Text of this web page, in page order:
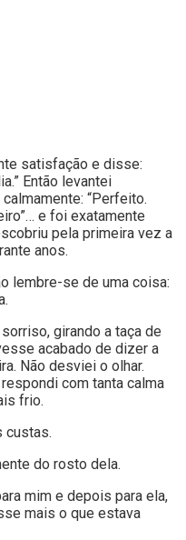
satisfação e disse:
Então levantei
“Perfeito.
e foi exatamente
pela primeira vez a
anos.
lembre-se de uma coisa:
girando a taça de
acabado de dizer a
Não desviei o olhar.
com tanta calma
frio.
custas.
do rosto dela.
mim e depois para ela,
mais o que estava